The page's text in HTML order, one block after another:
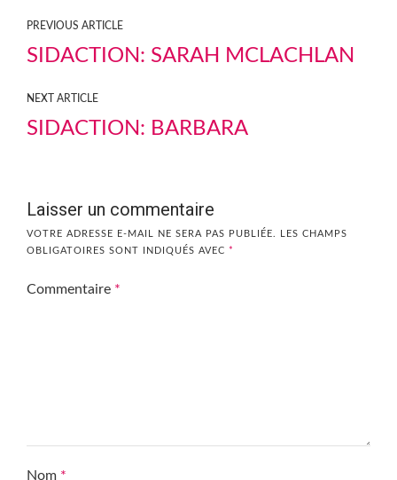
PREVIOUS ARTICLE
SIDACTION: SARAH MCLACHLAN
NEXT ARTICLE
SIDACTION: BARBARA
Laisser un commentaire
VOTRE ADRESSE E-MAIL NE SERA PAS PUBLIÉE.
LES CHAMPS
OBLIGATOIRES SONT INDIQUÉS AVEC *
Commentaire *
Nom *